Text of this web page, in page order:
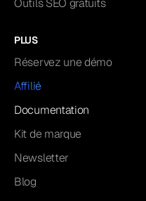
Outils SEO gratuits
PLUS
Réservez une démo
Affilié
Documentation
Kit de marque
Newsletter
Blog